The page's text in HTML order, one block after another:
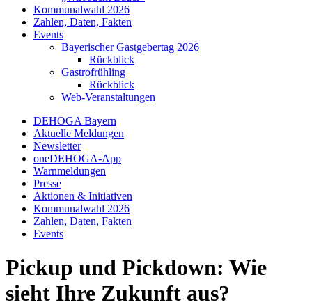
Kommunalwahl 2026
Zahlen, Daten, Fakten
Events
Bayerischer Gastgebertag 2026
Rückblick
Gastrofrühling
Rückblick
Web-Veranstaltungen
DEHOGA Bayern
Aktuelle Meldungen
Newsletter
oneDEHOGA-App
Warnmeldungen
Presse
Aktionen & Initiativen
Kommunalwahl 2026
Zahlen, Daten, Fakten
Events
Pickup und Pickdown: Wie
sieht Ihre Zukunft aus?